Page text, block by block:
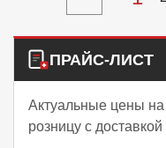
ПРАЙС-ЛИСТ
Актуальные цены
розницу с